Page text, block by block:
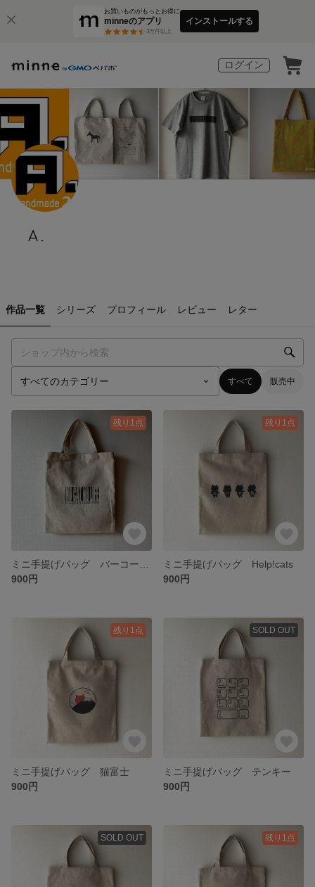
お買いものがもっとお得に
minneのアプリ
3万件以上
インストールする
ログイン
A.
作品一覧 シリーズ プロフィール レビュー レター
すべて 販売中
残り1点
900円
残り1点
ミニ手提げバッグ Help!cats
900円
残り1点
ミニ手提げバッグ 猫富士
900円
SOLD OUT
ミニ手提げバッグ テンキー
900円
SOLD OUT 残り1点